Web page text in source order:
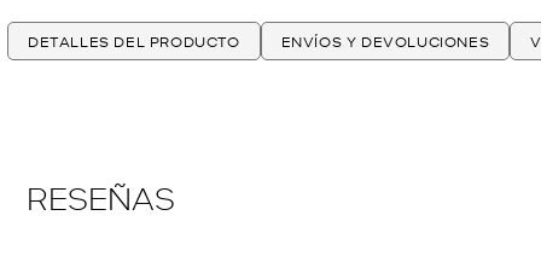
DETALLES DEL PRODUCTO ENVÍOS Y DEVOLUCIONES